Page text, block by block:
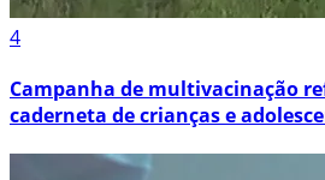
4
Campanha de multivacinação
caderneta de crianças e